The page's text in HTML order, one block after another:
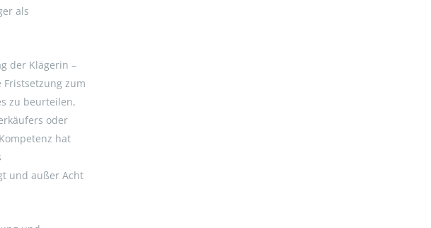
als
der Klägerin –
Fristsetzung zum
zu beurteilen,
oder
hat
und außer Acht